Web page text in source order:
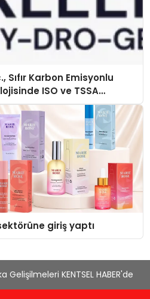
Karbon Emisyonlu
ISO ve TSSA
giriş yaptı
KENTSEL HABER'de